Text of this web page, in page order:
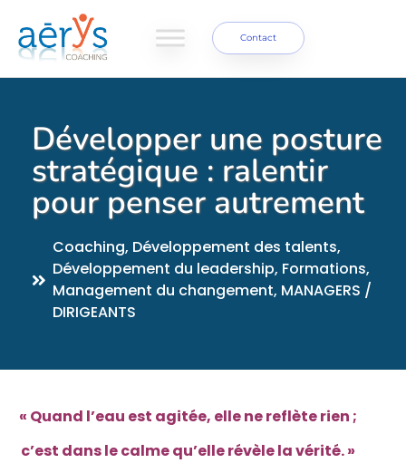
Contact
Développer une posture
stratégique : ralentir
pour penser autrement
Coaching, Développement des talents,
Développement du leadership, Formations,
Management du changement, MANAGERS /
DIRIGEANTS
« Quand l’eau est agitée, elle ne reflète rien ;
c’est dans le calme qu’elle révèle la vérité. »